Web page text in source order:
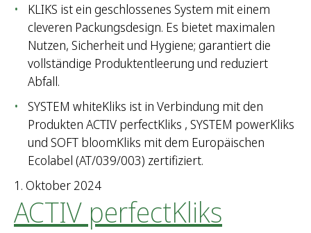
KLIKS ist ein geschlossenes System mit einem
cleveren Packungsdesign. Es bietet maximalen
Nutzen, Sicherheit und Hygiene; garantiert die
vollständige Produktentleerung und reduziert
Abfall.
SYSTEM whiteKliks ist in Verbindung mit den
Produkten ACTIV perfectKliks , SYSTEM powerKliks
und SOFT bloomKliks mit dem Europäischen
Ecolabel (AT/039/003) zertifiziert.
1. Oktober 2024
ACTIV perfectKliks